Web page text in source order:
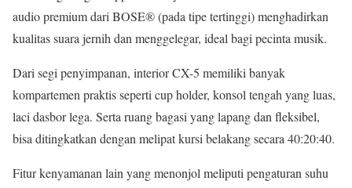
audio premium dari BOSE® (pada tipe tertinggi) menghadirkan
kualitas suara jernih dan menggelegar, ideal bagi pecinta musik.
Dari segi penyimpanan, interior CX-5 memiliki banyak
kompartemen praktis seperti cup holder, konsol tengah yang luas,
laci dasbor lega. Serta ruang bagasi yang lapang dan fleksibel,
bisa ditingkatkan dengan melipat kursi belakang secara 40:20:40.
Fitur kenyamanan lain yang menonjol meliputi pengaturan suhu